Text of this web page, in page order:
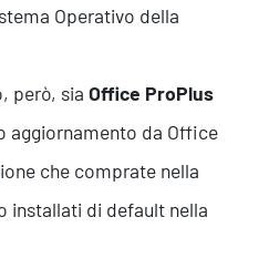
Operativo della
però, sia Office ProPlus
aggiornamento da Office
che comprate nella
installati di default nella